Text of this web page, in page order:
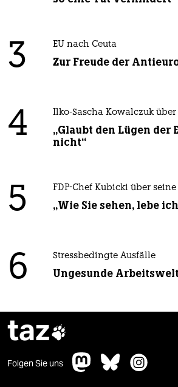
3 EU nach Ceuta
Zur Freude der
4 Ilko-Sascha Kowalczuk über
„Glaubt den Lügen der
nicht“
5 FDP-Chef Kubicki über seine
„Wie Sie sehen, lebe
6 Stressbedingte Ausfälle
Ungesunde Arbeitswelt
taz
Folgen Sie uns